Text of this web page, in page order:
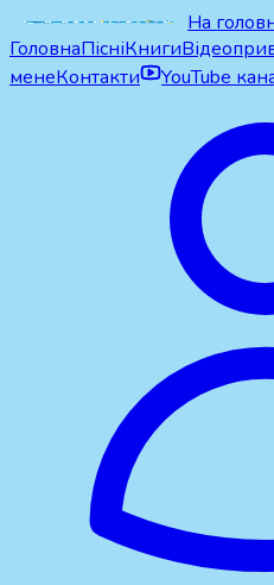
На
ГоловнаПісніКниги
менеКонтакти YouTube